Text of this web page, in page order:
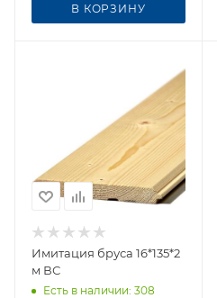
В КОРЗИНУ
Имитация бруса 16*135*2
м ВС
Есть в наличии: 308